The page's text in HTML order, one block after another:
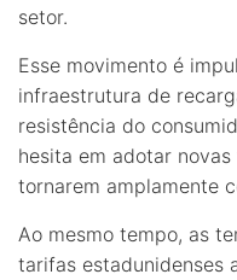
setor.
Esse movimento é
infraestrutura de
resistência do
hesita em adotar
tornarem amplamente
Ao mesmo tempo, as
tarifas estadunidenses